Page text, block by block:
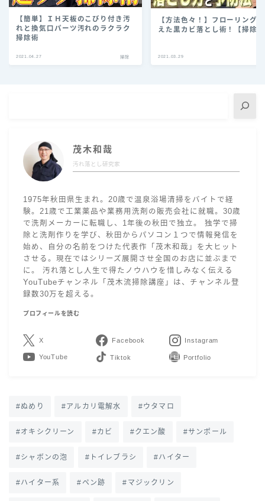
【簡単】ＩＨ天板のこびり付き汚
れと換気口パーツ汚れのラクラク
掃除術
2021.04.27 掃除
【方法色々！】フローリング
えた黒カビ落とし術！【掃除
2021.03.29
茂木和哉
汚れ落とし研究家
1975年秋田県生まれ。20歳で温泉浴場清掃をバイトで経
験。21歳で工業薬品や業務用洗剤の販売会社に就職。30歳
で洗剤メーカーに転職し、1年後の秋田で独立。 独学で掃
除と洗剤作りを学び、秋田からパソコン１つで情報発信を
始め、自分の名前をつけた代表作「茂木和哉」を大ヒット
させる。現在ではシリーズ展開させ全国のお店に並ぶまで
に。 汚れ落とし人生で得たノウハウを惜しみなく伝える
YouTubeチャンネル「茂木流掃除講座」は、チャンネル登
録数30万を超える。
プロフィールを読む
X Facebook Instagram
YouTube LINE Contact
ぬめり アルカリ電解水 ウタマロ
オキシクリーン カビ クエン酸 サンポール
シャボンの泡 トイレブラシ ハイター
ハイター系 ペン跡 マジックリン